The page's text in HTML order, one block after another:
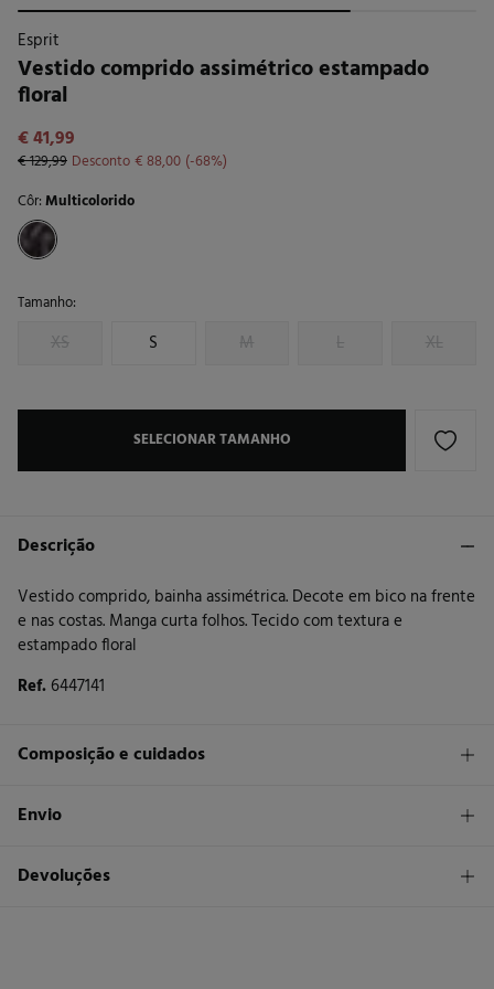
Esprit
Vestido comprido assimétrico estampado
floral
€ 41,99
€ 129,99 Desconto€ 88,00
68
Côr:Multicolorido
Tamanho:
XS S M L XL
SELECIONAR TAMANHO
Descrição
Vestido comprido, bainha assimétrica. Decote em bico na frente
e nas costas. Manga curta folhos. Tecido com textura e
estampado floral
Ref. 6447141
Composição e cuidados
Composição
Cuidados
Envio
STANDARD
Devoluções